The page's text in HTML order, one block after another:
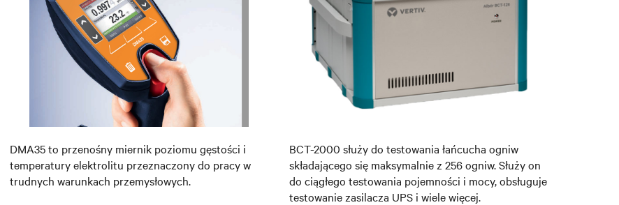
DMA35 to przenośny miernik poziomu gęstości i
temperatury elektrolitu przeznaczony do pracy w
trudnych warunkach przemysłowych.
BCT-2000 służy do testowania łańcucha ogniw
składającego się maksymalnie z 256 ogniw. Służy on
do ciągłego testowania pojemności i mocy, obsługuje
testowanie zasilacza UPS i wiele więcej.